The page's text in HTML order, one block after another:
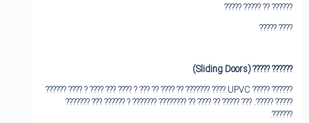
?????? ?? ????? ?????
???? ?????
???‌??? ?????
(Sliding Doors)
???‌??? ????? UPVC ???? ??????? ?? ???? ?? ??? ? ???? ??? ???? ? ???? ??????
????? ?????. ??? ???‌?? ?? ???? ?? ?????‌??? ??????? ? ?????? ??? ???????
??‌????.